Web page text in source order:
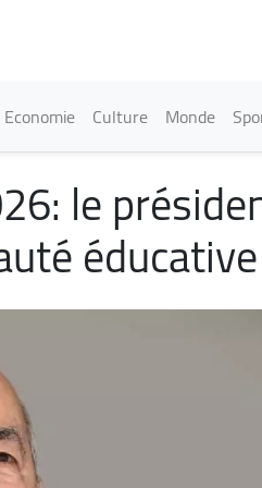
Economie Culture Monde
le
éducative